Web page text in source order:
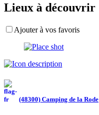
Lieux à découvrir
Ajouter à vos favoris
(48300) Camping de la Rode